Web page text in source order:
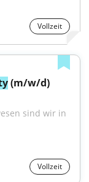
Vollzeit
(m/w/d)
sind wir in
Vollzeit